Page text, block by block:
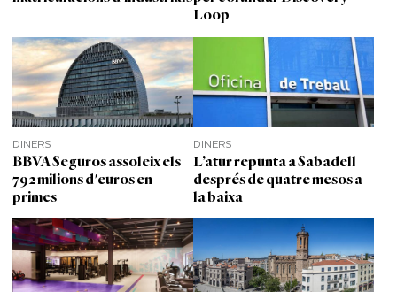
Loop
DINERS
BBVA Seguros assoleix els
792 milions d'euros en
primes
DINERS
L’atur repunta a Sabadell
després de quatre mesos a
la baixa